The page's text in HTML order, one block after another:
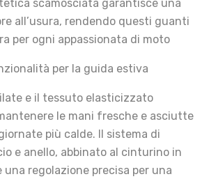
scamosciata garantisce una
all’usura, rendendo questi guanti
per ogni appassionata di moto
per la guida estiva
e il tessuto elasticizzato
le mani fresche e asciutte
più calde. Il sistema di
e anello, abbinato al cinturino in
una regolazione precisa per una